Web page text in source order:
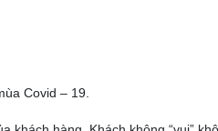
Covid – 19.